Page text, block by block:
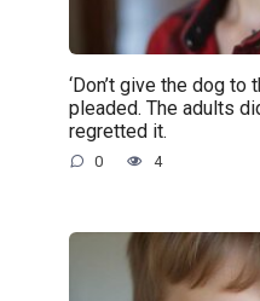
‘Don’t give the dog to
pleaded. The adults
regretted it.
0 4